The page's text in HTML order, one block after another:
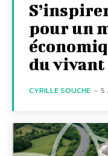
pour un
du
CYRILLE SOUCHE - 5